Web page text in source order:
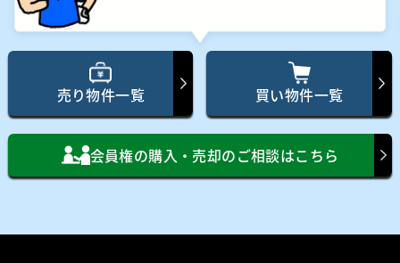
売り物件一覧 買い物件一覧
会員権の購入・売却のご相談はこちら